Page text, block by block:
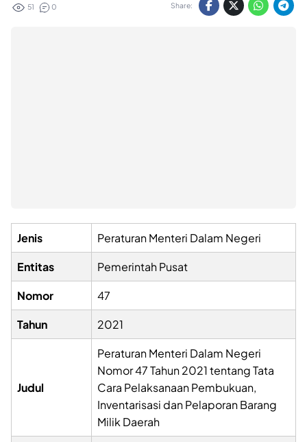
51 0 Share:
Jenis
Peraturan Menteri Dalam Negeri
Entitas
Pemerintah Pusat
Nomor
47
Tahun
2021
Judul
Peraturan Menteri Dalam Negeri
Nomor 47 Tahun 2021 tentang Tata
Cara Pelaksanaan Pembukuan,
Inventarisasi dan Pelaporan Barang
Milik Daerah